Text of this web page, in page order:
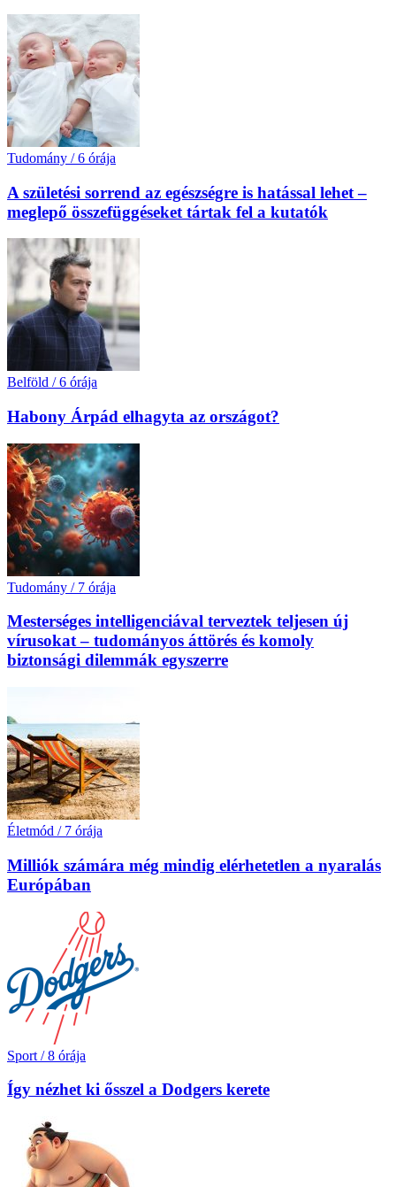
Tudomány / 6 órája
A születési sorrend az egészségre is hatással lehet –
meglepő összefüggéseket tártak fel a kutatók
Belföld / 6 órája
Habony Árpád elhagyta az országot?
Tudomány / 7 órája
Mesterséges intelligenciával terveztek teljesen új
vírusokat – tudományos áttörés és komoly
biztonsági dilemmák egyszerre
Életmód / 7 órája
Milliók számára még mindig elérhetetlen a nyaralás
Európában
Sport / 8 órája
Így nézhet ki ősszel a Dodgers kerete